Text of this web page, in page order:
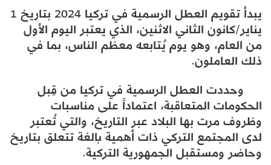
يبدأ تقويم العطل الرسمية في تركيا 2024 بتاريخ 1
يناير/كانون الثاني الاثنين، الذي يعتبر اليوم الأول
من العام، وهو يوم يُتابعه معظم الناس، بما في
ذلك العاملون.
وحددت العطل الرسمية في تركيا من قِبل
الحكومات المتعاقبة، اعتماداً على مناسبات
وظروف مرت بها البلاد عبر التاريخ، والتي تُعتبر
لدى المجتمع التركي ذات أهمية بالغة تتعلق بتاريخ
وحاضر ومستقبل الجمهورية التركية.